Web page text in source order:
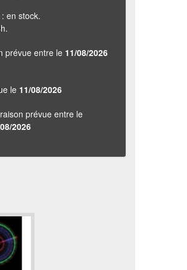
: en stock.
prévue entre le 11/08/2026
le 11/08/2026
prévue entre le
2026